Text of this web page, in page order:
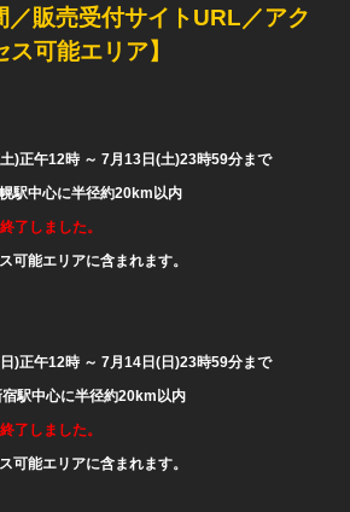
／販売受付サイトURL／アク
ス可能エリア】
)正午12時 ～ 7月13日(土)23時59分まで
駅中心に半径約20km以内
了しました。
可能エリアに含まれます。
)正午12時 ～ 7月14日(日)23時59分まで
駅中心に半径約20km以内
了しました。
可能エリアに含まれます。